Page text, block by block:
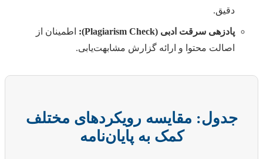
دقیق.
پادزهی سرقت ادبی (Plagiarism Check):
اطمینان از
اصالت محتوا و ارائه گزارش مشابهت‌یابی.
جدول: مقایسه رویکردهای مختلف
کمک به پایان‌نامه